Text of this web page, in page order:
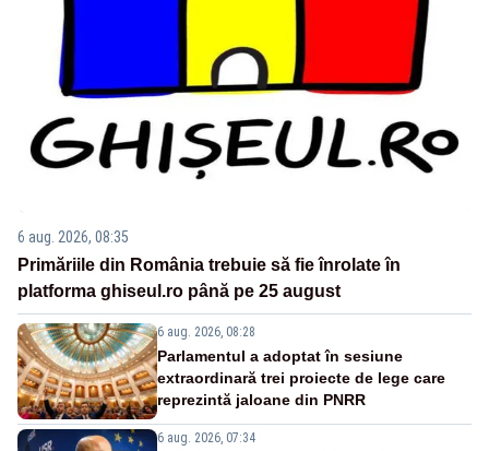
6 aug. 2026, 08:35
Primăriile din România trebuie să fie înrolate în
platforma ghiseul.ro până pe 25 august
6 aug. 2026, 08:28
Parlamentul a adoptat în sesiune
extraordinară trei proiecte de lege care
reprezintă jaloane din PNRR
6 aug. 2026, 07:34